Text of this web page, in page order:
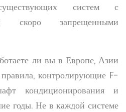
существующих систем с
скоро запрещенными
ли вы в Европе, Азии
контролирующие F-
кондиционирования и
годы. Не в каждой системе